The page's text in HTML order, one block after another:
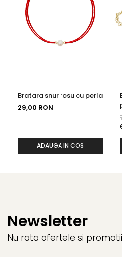
Bratara snur rosu cu perla
29,00 RON
ADAUGA IN COS
Newsletter
Nu rata ofertele si